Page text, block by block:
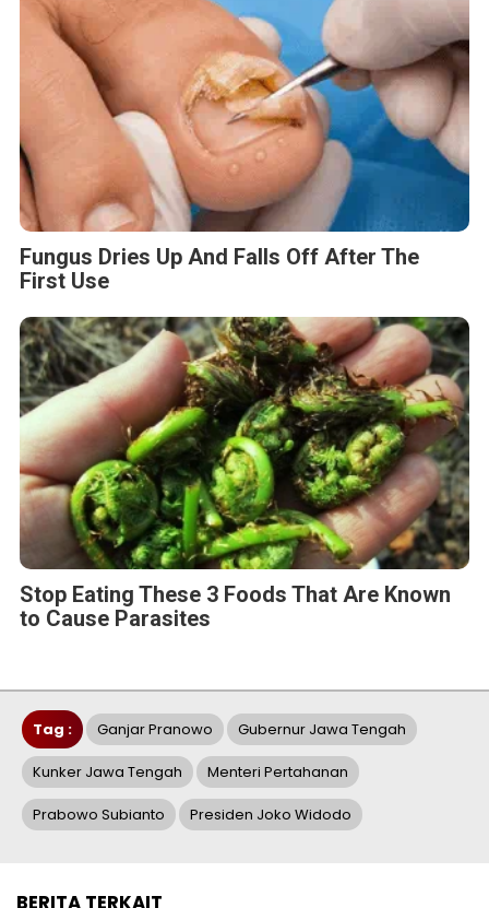
Fungus Dries Up And Falls Off After The
First Use
Stop Eating These 3 Foods That Are Known
to Cause Parasites
Tag : Ganjar Pranowo Gubernur Jawa Tengah
Kunker Jawa Tengah Menteri Pertahanan
Prabowo Subianto Presiden Joko Widodo